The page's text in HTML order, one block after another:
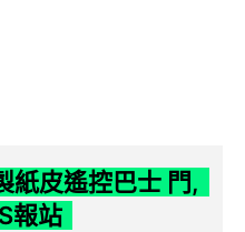
紙皮遙控巴士 門,
報站